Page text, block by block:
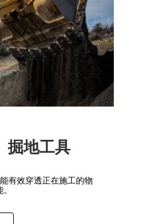
掘地工具
有效穿透正在施工的物